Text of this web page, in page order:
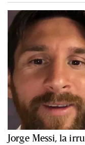
Jorge Messi, la